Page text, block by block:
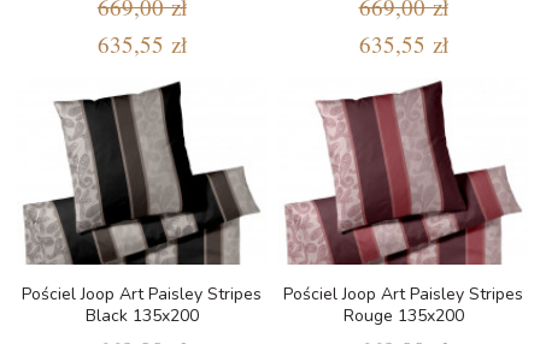
669,00 zł
635,55 zł
669,00 zł
635,55 zł
Pościel Joop Art Paisley Stripes
Black 135x200
Pościel Joop Art Paisley Stripes
Rouge 135x200